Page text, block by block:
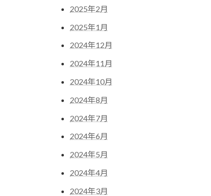
2025年2月
2025年1月
2024年12月
2024年11月
2024年10月
2024年8月
2024年7月
2024年6月
2024年5月
2024年4月
2024年3月